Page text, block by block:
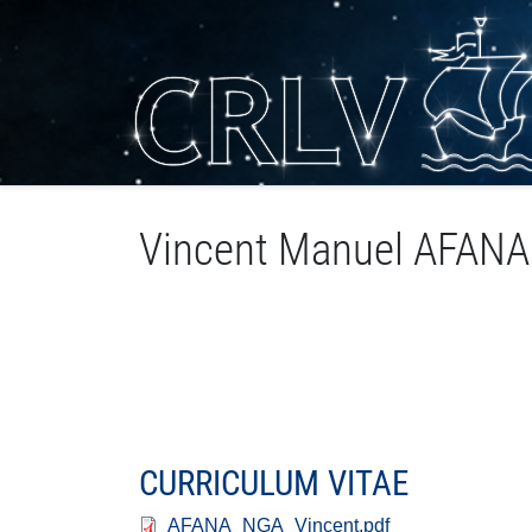
Vincent Manuel
CURRICULUM VITAE
AFANA_NGA_Vincent.pdf